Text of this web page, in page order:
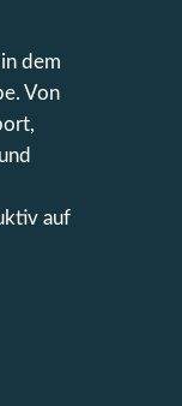
dem
Von
auf